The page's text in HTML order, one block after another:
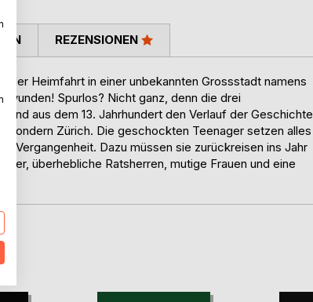
der Heimfahrt in einer unbekannten Grossstadt namens
Spurlos? Nicht ganz, denn die drei
aus dem 13. Jahrhundert den Verlauf der Geschichte
sondern Zürich. Die geschockten Teenager setzen alles
Vergangenheit. Dazu müssen sie zurückreisen ins Jahr
überhebliche Ratsherren, mutige Frauen und eine
REZENSIONEN